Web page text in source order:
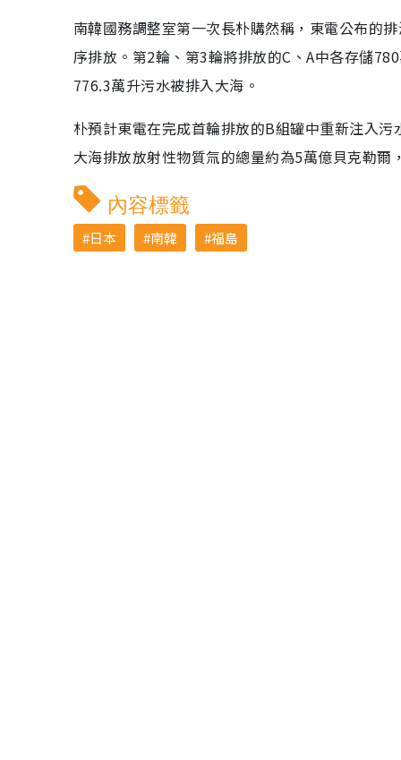
南韓國務調整室第一次長朴購然稱，東電公布的
序排放。第2輪、第3輪將排放的C、A中各存儲
776.3萬升污水被排入大海。
朴預計東電在完成首輪排放的B組罐中重新注入
大海排放放射性物質氚的總量約為5萬億貝克勒
內容標籤
日本 南韓 福島